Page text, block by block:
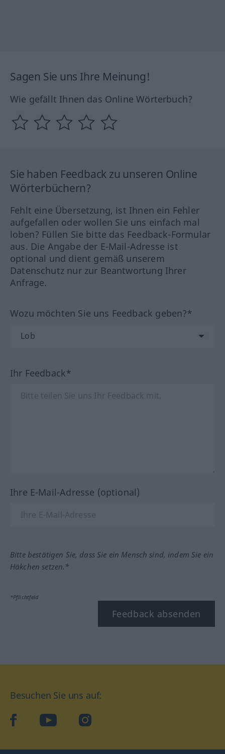
Sagen Sie uns Ihre Meinung!
Wie gefällt Ihnen das Online Wörterbuch?
Sie haben Feedback zu unseren Online
Wörterbüchern?
Fehlt eine Übersetzung, ist Ihnen ein Fehler
aufgefallen oder wollen Sie uns einfach mal
loben? Füllen Sie bitte das Feedback-Formular
aus. Die Angabe der E-Mail-Adresse ist
optional und dient gemäß unserem
Datenschutz nur zur Beantwortung Ihrer
Anfrage.
Wozu möchten Sie uns Feedback geben?*
Ihr Feedback*
Ihre E-Mail-Adresse (optional)
Bitte bestätigen Sie, dass Sie ein Mensch sind, indem Sie ein
Häkchen setzen.*
*Pflichtfeld
Feedback absenden
Besuchen Sie uns auf:
facebookYouTube Instagram